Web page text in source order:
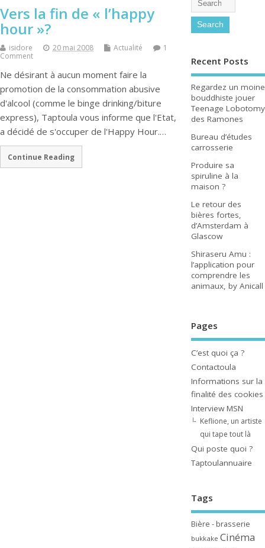
Vers la fin de « l’happy
hour »?
isidore 20 mai 2008 Actualité
1
Comment
Ne désirant à aucun moment faire la
promotion de la consommation abusive
d'alcool (comme le binge drinking/biture
express), Taptoula vous informe que l'Etat,
a décidé de s'occuper de l'Happy Hour.…
Continue Reading
Recent Posts
Regardez un moine
bouddhiste jouer
Teenage Lobotomy
des Ramones
Bureau d’études
carrosserie
Produire sa
spiruline à la
maison ?
Le retour des
bières fortes,
d’Amsterdam à
Glascow
Shiraseru Amu :
l’application pour
comprendre les
animaux, by Anicall
Pages
C’est quoi ça ?
Contactoula
Informations sur la
finalité des cookies
Interview MSN
Keflione, un artiste
qui tape tout là
Qui poste quoi ?
Taptoulannuaire
Tags
Bière - brasserie
bukkake Cinéma